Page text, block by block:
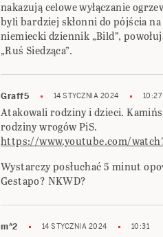
nakazują celowe wyłączanie
byli bardziej skłonni do pójścia
niemiecki dziennik „Bild”,
„Ruś Siedząca”.
Graff5 14 STYCZNIA 2024 10:27
Atakowali rodziny i dzieci.
rodziny wrogów PiS.
https://www.youtube.com/
Wystarczy posłuchać 5 minut
Gestapo? NKWD?
m^2 14 STYCZNIA 2024 10:31